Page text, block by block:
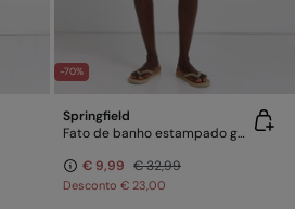
-70%
Springfield
Fato de banho estampado geométrico bolso fecho-éclair
€ 9,99 € 32,99
Desconto € 23,00